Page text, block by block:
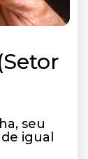
seu
igual